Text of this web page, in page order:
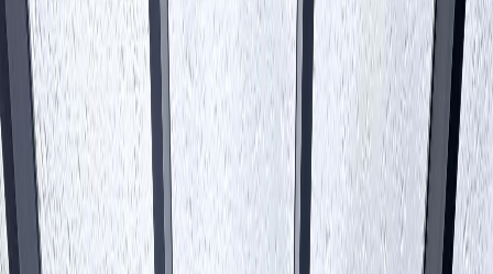
Asymmetrie
Scroll↓